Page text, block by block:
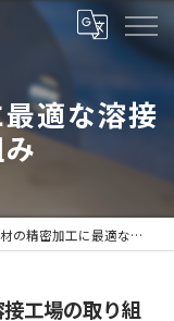
適な溶接
密加工に最適な溶接工場の取り組み
工場の取り組